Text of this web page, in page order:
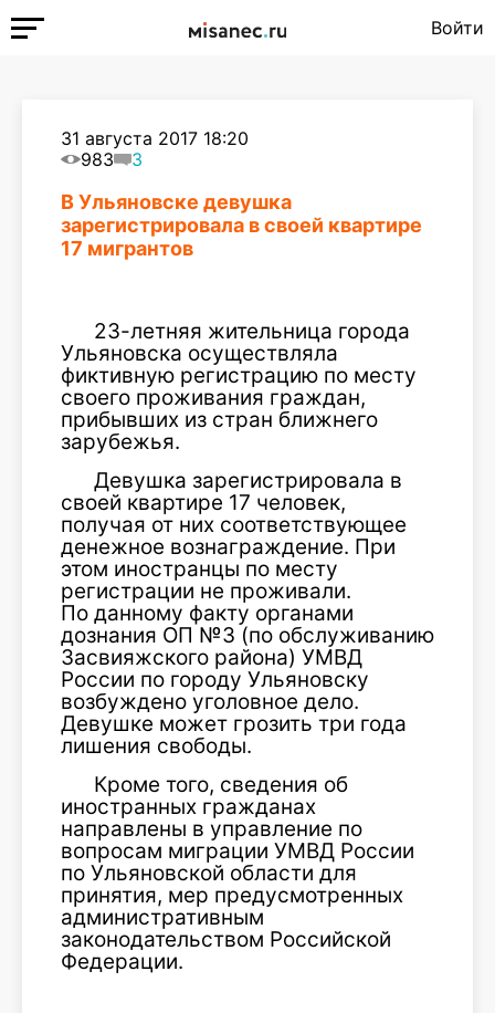
Войти
31 августа 2017 18:20
983
3
В Ульяновске девушка
зарегистрировала в своей квартире
17 мигрантов
23-летняя жительница города
Ульяновска осуществляла
фиктивную регистрацию по месту
своего проживания граждан,
прибывших из стран ближнего
зарубежья.
Девушка зарегистрировала в
своей квартире 17 человек,
получая от них соответствующее
денежное вознаграждение. При
этом иностранцы по месту
регистрации не проживали.
По данному факту органами
дознания ОП №3 (по обслуживанию
Засвияжского района) УМВД
России по городу Ульяновску
возбуждено уголовное дело.
Девушке может грозить три года
лишения свободы.
Кроме того, сведения об
иностранных гражданах
направлены в управление по
вопросам миграции УМВД России
по Ульяновской области для
принятия, мер предусмотренных
административным
законодательством Российской
Федерации.